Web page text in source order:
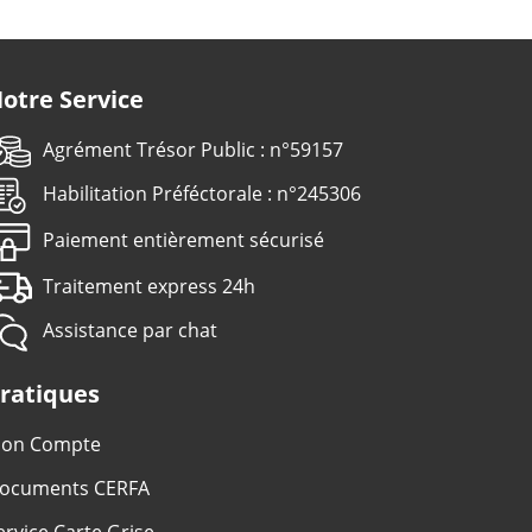
Service
Agrément Trésor Public : n°59157
Habilitation Préféctorale : n°245306
Paiement entièrement sécurisé
Traitement express 24h
Assistance par chat
Compte
CERFA